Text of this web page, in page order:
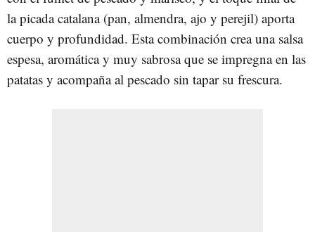
la picada catalana (pan, almendra, ajo y perejil) aporta
cuerpo y profundidad. Esta combinación crea una salsa
espesa, aromática y muy sabrosa que se impregna en las
patatas y acompaña al pescado sin tapar su frescura.